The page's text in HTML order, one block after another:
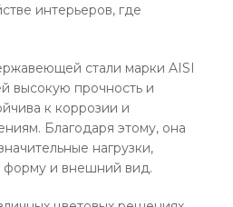
интерьеров, где
стали марки AISI
высокую прочность и
к коррозии и
Благодаря этому, она
нагрузки,
форму и внешний вид.